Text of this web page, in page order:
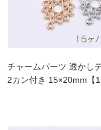
チャームパーツ 透かし
2カン付き 15×20mm【